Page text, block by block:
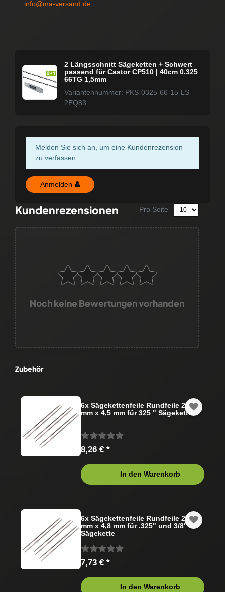
info@ma-versand.de
2 Längsschnitt Sägeketten + Schwert
passend für Castor CP510 | 40cm 0.325
66TG 1,5mm
Variantennummer: PKS-0325-66-15-LS-
2EQ83
Melden Sie sich an, um eine Kundenrezension
zu verfassen.
Anmelden
Kundenrezensionen Pro Seite
Noch keine Bewertungen vorhanden
Zubehör
6x Sägekettenfeile Rundfeile 200
mm x 4,5 mm für 325 " Sägekette
8,26 € *
In den Warenkorb
6x Sägekettenfeile Rundfeile 200
mm x 4,8 mm für .325" und 3/8"
Sägekette
7,73 € *
In den Warenkorb